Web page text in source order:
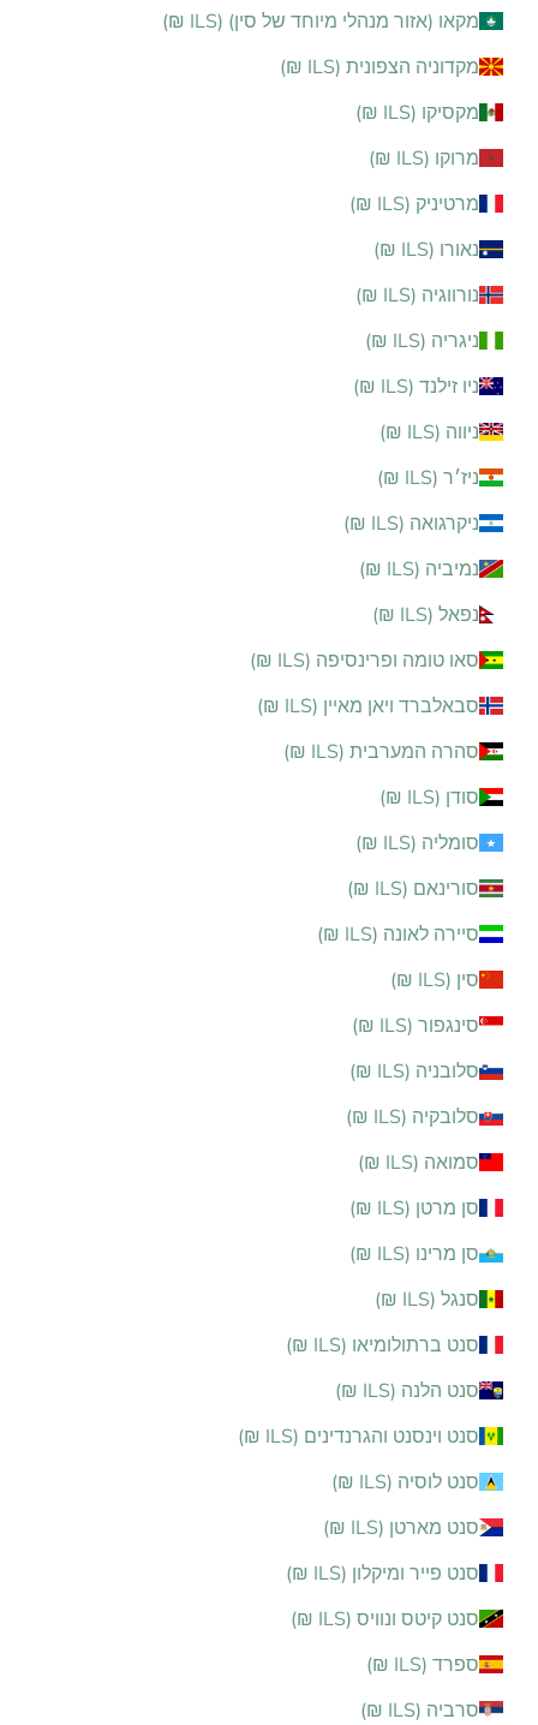
מקאו (אזור מנהלי מיוחד של סין) (ILS ₪)
מקדוניה הצפונית (ILS ₪)
מקסיקו (ILS ₪)
מרוקו (ILS ₪)
מרטיניק (ILS ₪)
נאורו (ILS ₪)
נורווגיה (ILS ₪)
ניגריה (ILS ₪)
ניו זילנד (ILS ₪)
ניווה (ILS ₪)
ניז׳ר (ILS ₪)
ניקרגואה (ILS ₪)
נמיביה (ILS ₪)
נפאל (ILS ₪)
סאו טומה ופרינסיפה (ILS ₪)
סבאלברד ויאן מאיין (ILS ₪)
סהרה המערבית (ILS ₪)
סודן (ILS ₪)
סומליה (ILS ₪)
סורינאם (ILS ₪)
סיירה לאונה (ILS ₪)
סין (ILS ₪)
סינגפור (ILS ₪)
סלובניה (ILS ₪)
סלובקיה (ILS ₪)
סמואה (ILS ₪)
סן מרטן (ILS ₪)
סן מרינו (ILS ₪)
סנגל (ILS ₪)
סנט ברתולומיאו (ILS ₪)
סנט הלנה (ILS ₪)
סנט וינסנט והגרנדינים (ILS ₪)
סנט לוסיה (ILS ₪)
סנט מארטן (ILS ₪)
סנט פייר ומיקלון (ILS ₪)
סנט קיטס ונוויס (ILS ₪)
ספרד (ILS ₪)
סרביה (ILS ₪)